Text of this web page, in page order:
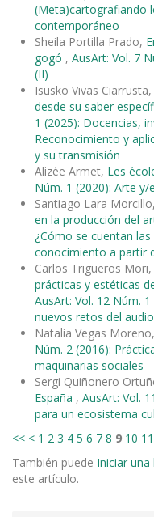
(Meta)cartografiando
contemporáneo
Sheila Portilla Prado,
gogó , AusArt: Vol. 7
(II)
Isusko Vivas Ciarrusta,
desde su saber
1 (2025): Docencias,
Reconocimiento y
y su transmisión
Alizée Armet, Les
Núm. 1 (2020): Arte
Santiago Lara Morcillo,
en la producción del
¿Cómo se cuentan
conocimiento a partir
Carlos Trigueros Mori,
prácticas y estéticas
AusArt: Vol. 12 Núm.
nuevos retos del
Natalia Vegas Moreno,
Núm. 2 (2016):
maquinarias sociales
Sergi Quiñonero
España , AusArt: Vol.
para un ecosistema
<< < 1 2 3 4 5 6 7 8 9 10 11
También puede Iniciar
este artículo.